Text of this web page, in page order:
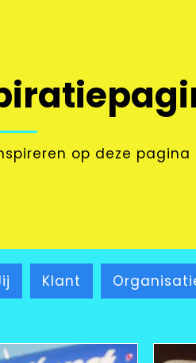
op deze pagina
Klant
op de klant